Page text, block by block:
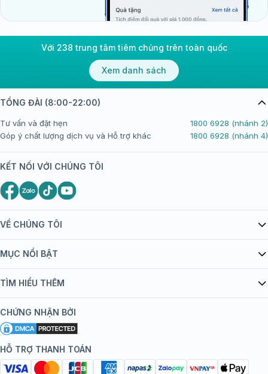
Với 238 trung tâm tiêm chủng trên toàn quốc
Xem danh sách
VỀ CHÚNG TÔI
Giới thiệu Tiêm Chủng FPT Long Châu
bán hàng
Chính sách nội dung
Chính sách bảo mật
Chính sách bảo mật dữ liệu cá nhân
MỤC NỔI BẬT
Danh mục vắc xin
Đội ngũ bác sĩ, chuyên gia
Hệ thống trung tâm tiêm chủng
TÌM HIỂU THÊM
Khuyến mãi
Tôi nên tiêm gì?
Tiêm chủng đi nước ngoài
CHỨNG NHẬN BỞI
HỖ TRỢ THANH TOÁN
TỔNG ĐÀI (8:00-22:00)
Tư vấn và đặt hẹn
1800 6928 (nhánh 2)
Góp ý chất lượng dịch vụ và Hỗ trợ khác
1800 6928 (nhánh 4)
KẾT NỐI VỚI CHÚNG TÔI